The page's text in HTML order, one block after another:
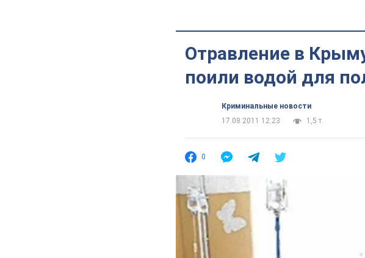
Отравление в
поили водой для
Криминальные новости
17.08.2011 12:23
1,5 т.
0